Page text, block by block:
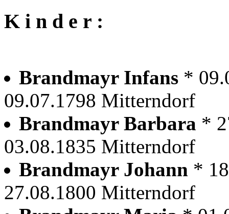
K i n d e r :
Brandmayr Infans *
09.07.1798 Mitterndorf
Brandmayr Barbara *
03.08.1835 Mitterndorf
Brandmayr Johann *
27.08.1800 Mitterndorf